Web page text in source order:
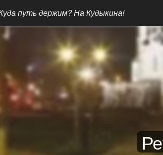
путь держим? На Кудыкина!